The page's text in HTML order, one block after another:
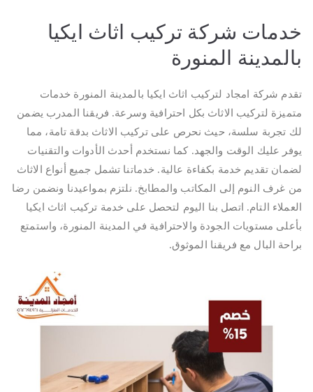
خدمات شركة تركيب اثاث ايكيا
بالمدينة المنورة
تقدم شركة امجاد لتركيب اثاث ايكيا بالمدينة المنورة خدمات
متميزة لتركيب الاثاث بكل احترافية وسرعة. فريقنا المدرب يضمن
لك تجربة سلسة، حيث نحرص على تركيب الاثاث بدقة تامة، مما
يوفر عليك الوقت والجهد. كما نستخدم أحدث الأدوات والتقنيات
لضمان تقديم خدمة بكفاءة عالية. خدماتنا تشمل جميع أنواع الاثاث
من غرف النوم إلى المكاتب والمطابخ. نلتزم بمواعيدنا ونضمن رضا
العملاء التام. اتصل بنا اليوم لتحصل على خدمة تركيب اثاث ايكيا
بأعلى مستويات الجودة والاحترافية في المدينة المنورة، واستمتع
براحة البال مع فريقنا الموثوق.